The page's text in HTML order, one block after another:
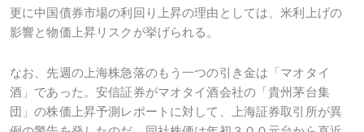
更に中国債券市場の利回り上昇の理由としては、米利上げの
影響と物価上昇リスクが挙げられる。
なお、先週の上海株急落のもう一つの引き金は「マオタイ
酒」であった。安信証券がマオタイ酒会社の「貴州茅台集
団」の株価上昇予測レポートに対して、上海証券取引所が異